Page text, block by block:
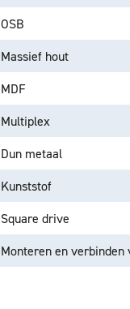
OSB
Massief hout
MDF
Multiplex
Dun metaal
Kunststof
Square drive
Monteren en